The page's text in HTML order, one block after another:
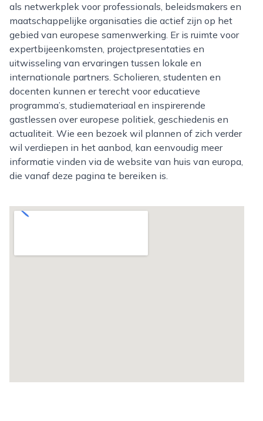
als netwerkplek voor professionals, beleidsmakers en
maatschappelijke organisaties die actief zijn op het
gebied van europese samenwerking. Er is ruimte voor
expertbijeenkomsten, projectpresentaties en
uitwisseling van ervaringen tussen lokale en
internationale partners. Scholieren, studenten en
docenten kunnen er terecht voor educatieve
programma’s, studiemateriaal en inspirerende
gastlessen over europese politiek, geschiedenis en
actualiteit. Wie een bezoek wil plannen of zich verder
wil verdiepen in het aanbod, kan eenvoudig meer
informatie vinden via de website van huis van europa,
die vanaf deze pagina te bereiken is.